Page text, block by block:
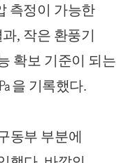
측정이 가능한
, 작은 환풍기
확보 기준이 되는
을 기록했다.
동부 부분에